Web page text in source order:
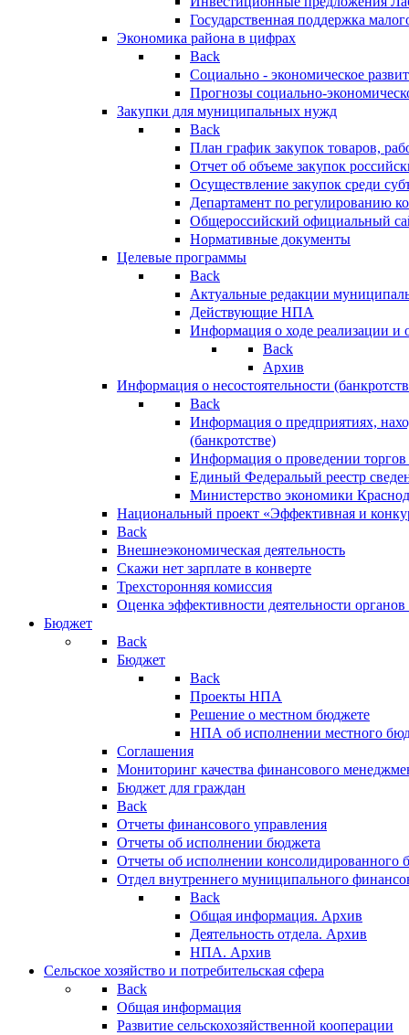
Государственная поддержка
Экономика района в цифрах
Back
Социально - экономическое
Прогнозы социально-
Закупки для муниципальных нужд
Back
План график закупок товаров,
Отчет об объеме закупок
Осуществление закупок среди
Департамент по регулированию
Общероссийский официальный
Нормативные документы
Целевые программы
Back
Актуальные редакции
Действующие НПА
Информация о ходе реализации
Back
Архив
Информация о несостоятельности
Back
Информация о предприятиях,
(банкротстве)
Информация о проведении
Единый Федеральый реестр
Министерство экономики
Национальный проект «Эффективная и
Back
Внешнеэкономическая деятельность
Скажи нет зарплате в конверте
Трехсторонняя комиссия
Оценка эффективности деятельности
Бюджет
Back
Бюджет
Back
Проекты НПА
Решение о местном бюджете
НПА об исполнении местного
Соглашения
Мониторинг качества финансового
Бюджет для граждан
Back
Отчеты финансового управления
Отчеты об исполнении бюджета
Отчеты об исполнении консолидированного
Отдел внутреннего муниципального
Back
Общая информация. Архив
Деятельность отдела. Архив
НПА. Архив
Сельское хозяйство и потребительская сфера
Back
Общая информация
Развитие сельскохозяйственной кооперации